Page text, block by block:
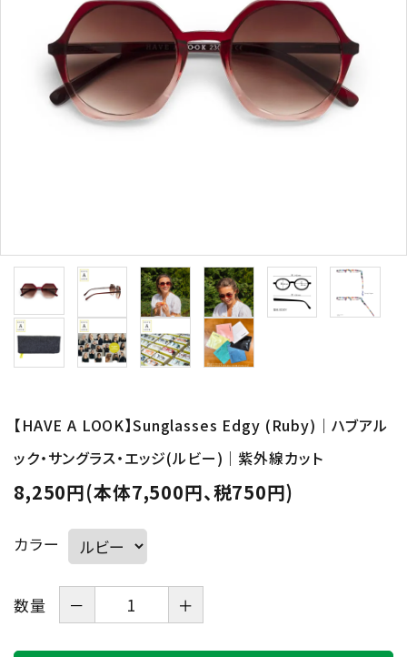
カテゴリーから選ぶ
ブランドから選ぶ
形から選ぶ
SALE
コンテンツ
INFORMATION
ACCOUNT MENU
meeting_room ログイン person 新規会員登録
【HAVE A LOOK】Sunglasses Edgy (Ruby)｜ハブアル
ック・サングラス・エッジ(ルビー)｜紫外線カット
8,250円(本体7,500円、税750円)
カラー
数量 － ＋